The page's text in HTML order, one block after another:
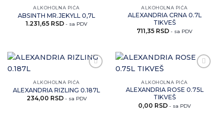
artikal
ALKOHOLNA PIĆA
ABSINTH MR.JEKYLL 0,7L
1.231,65 RSD - sa PDV
artikal
ALKOHOLNA PIĆA
ALEXANDRIA CRNA 0.7L
TIKVEŠ
711,35 RSD - sa PDV
artikal
ALKOHOLNA PIĆA
ALEXANDRIA RIZLING 0.187L
234,00 RSD - sa PDV
artikal
ALKOHOLNA PIĆA
ALEXANDRIA ROSE 0.75L
TIKVEŠ
0,00 RSD - sa PDV